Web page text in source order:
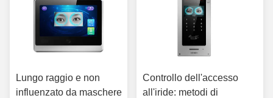
Lungo raggio e non
influenzato da maschere
Controllo dell'accesso
all'iride: metodi di